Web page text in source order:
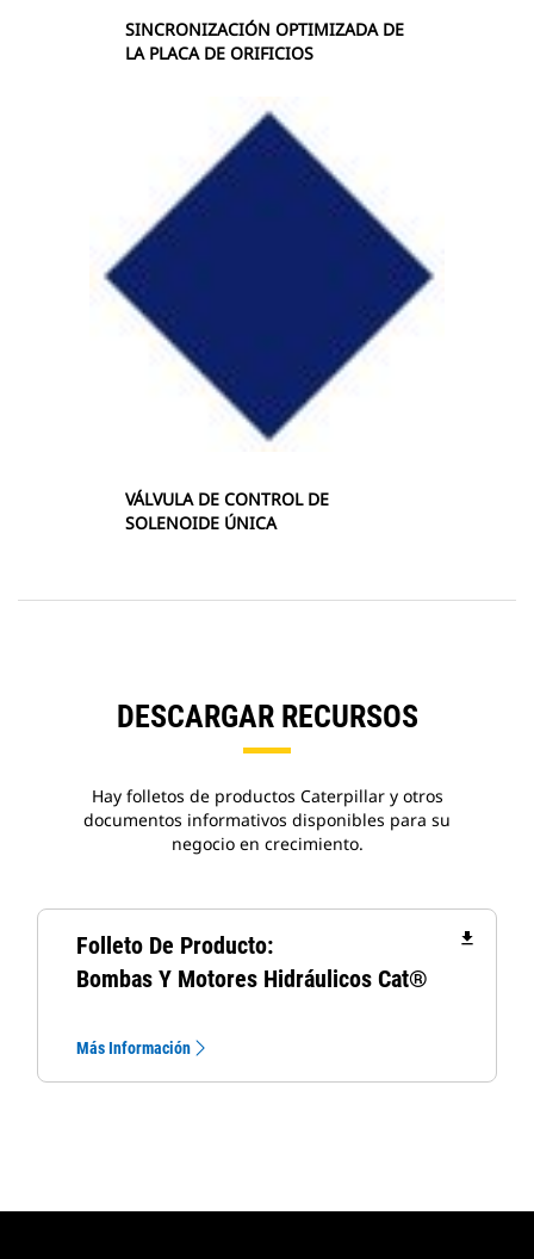
SINCRONIZACIÓN OPTIMIZADA DE
LA PLACA DE ORIFICIOS
VÁLVULA DE CONTROL DE
SOLENOIDE ÚNICA
DESCARGAR RECURSOS
Hay folletos de productos Caterpillar y otros
documentos informativos disponibles para su
negocio en crecimiento.
Folleto De Producto:
Bombas Y Motores Hidráulicos Cat®
file_download
Más Información